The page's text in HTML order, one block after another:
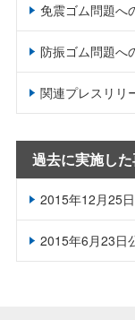
免震ゴム問題へ
防振ゴム問題へ
関連プレスリリ
過去に実施し
2015年12月25
2015年6月23日